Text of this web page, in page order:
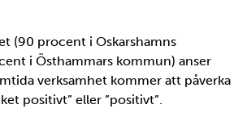
(90 procent i Oskarshamns
i Östhammars kommun) anser
verksamhet kommer att påverka
positivt” eller ”positivt”.